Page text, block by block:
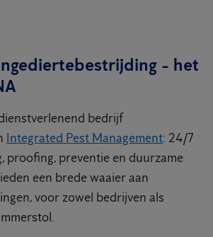
- het
bedrijf
Integrated Pest Management: 24/7
proofing, preventie en duurzame
een brede waaier aan
voor zowel bedrijven als